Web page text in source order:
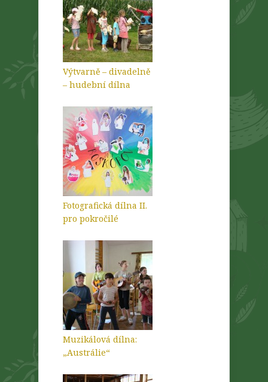
Výtvarně – divadelně
– hudební dílna
Fotografická dílna II.
pro pokročilé
Muzikálová dílna:
„Austrálie“